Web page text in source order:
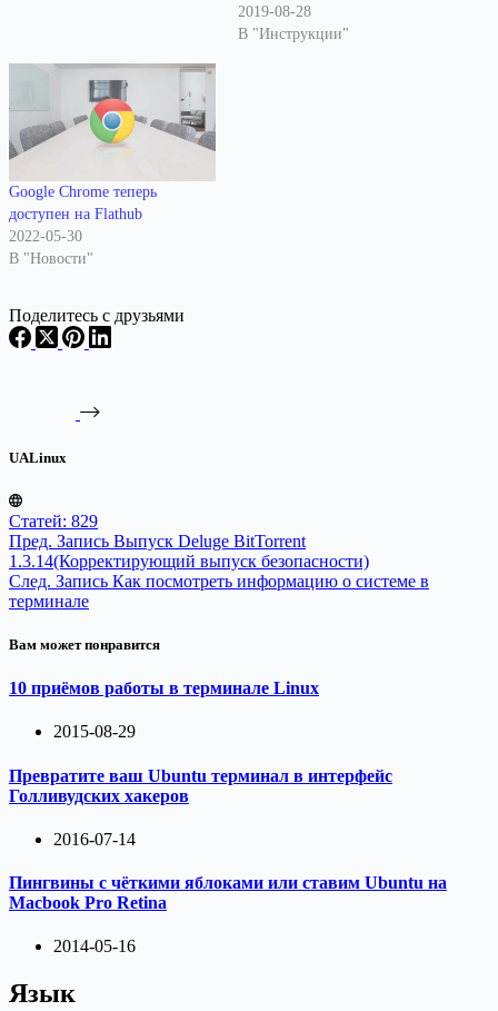
2019-08-28
В "Инструкции"
Google Chrome теперь
доступен на Flathub
2022-05-30
В "Новости"
Поделитесь с друзьями
UALinux
Статей: 829
Пред. Запись Выпуск Deluge BitTorrent
1.3.14(Корректирующий выпуск безопасности)
След. Запись Как посмотреть информацию о системе в
терминале
Вам может понравится
10 приёмов работы в терминале Linux
2015-08-29
Превратите ваш Ubuntu терминал в интерфейс
Голливудских хакеров
2016-07-14
Пингвины с чёткими яблоками или ставим Ubuntu на
Macbook Pro Retina
2014-05-16
Язык